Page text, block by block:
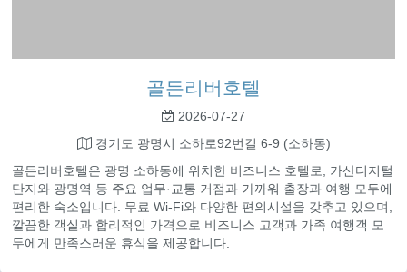
골든리버호텔
2026-07-27
경기도 광명시 소하로92번길 6-9 (소하동)
골든리버호텔은 광명 소하동에 위치한 비즈니스 호텔로, 가산디지털
단지와 광명역 등 주요 업무·교통 거점과 가까워 출장과 여행 모두에
편리한 숙소입니다. 무료 Wi-Fi와 다양한 편의시설을 갖추고 있으며,
깔끔한 객실과 합리적인 가격으로 비즈니스 고객과 가족 여행객 모
두에게 만족스러운 휴식을 제공합니다.